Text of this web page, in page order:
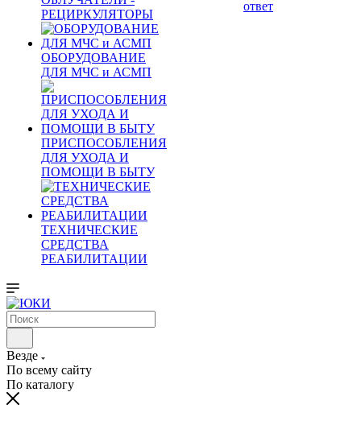
РЕЦИРКУЛЯТОРЫ
ОБОРУДОВАНИЕ
ДЛЯ МЧС и АСМП
ПРИСПОСОБЛЕНИЯ
ДЛЯ УХОДА И
ПОМОЩИ В БЫТУ
ТЕХНИЧЕСКИЕ
СРЕДСТВА
РЕАБИЛИТАЦИИ
ответ
Везде
По всему сайту
По каталогу